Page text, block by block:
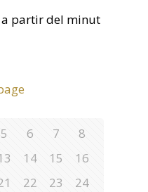
del minut
5 6 7
8
14 15
16
22 23
24